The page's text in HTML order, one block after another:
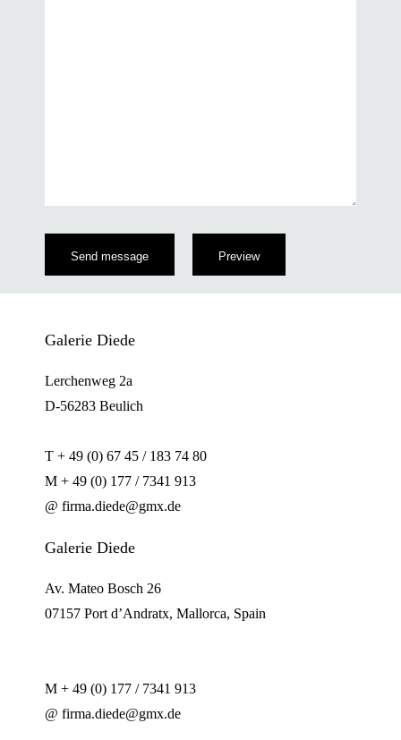
Galerie Diede
Lerchenweg 2a
D-56283 Beulich
T + 49 (0) 67 45 / 183 74 80
M + 49 (0) 177 / 7341 913
@ firma.diede@gmx.de
Galerie Diede
Av. Mateo Bosch 26
07157 Port d’Andratx, Mallorca, Spain
M + 49 (0) 177 / 7341 913
@ firma.diede@gmx.de